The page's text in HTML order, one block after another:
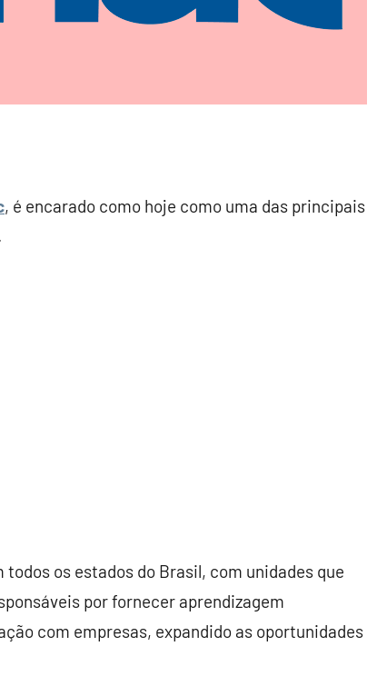
, é encarado como hoje como uma das principais
todos os estados do Brasil, com unidades que
por fornecer aprendizagem
com empresas, expandido as oportunidades